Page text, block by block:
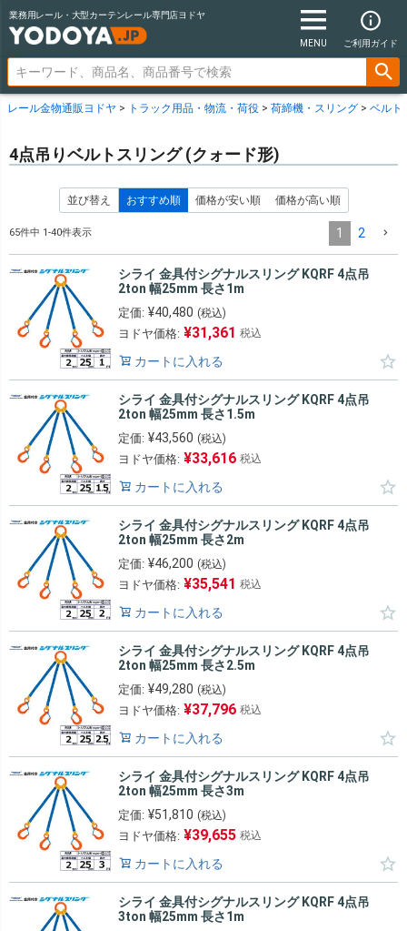
業務用レール・大型カーテンレール専門店ヨドヤ
MENU ご利用ガイド
レール金物通販ヨドヤ トラック用品・物流・荷役 荷締機・スリング ベルト
4点吊りベルトスリング (クォード形)
並び替え おすすめ順 価格が安い順 価格が高い順
65件中 1-40件表示 1 2
シライ 金具付シグナルスリング KQRF 4点吊
2ton 幅25mm 長さ1m
定価: ¥40,480 (税込)
ヨドヤ価格: ¥31,361 税込
カートに入れる
シライ 金具付シグナルスリング KQRF 4点吊
2ton 幅25mm 長さ1.5m
定価: ¥43,560 (税込)
ヨドヤ価格: ¥33,616 税込
カートに入れる
シライ 金具付シグナルスリング KQRF 4点吊
2ton 幅25mm 長さ2m
定価: ¥46,200 (税込)
ヨドヤ価格: ¥35,541 税込
カートに入れる
シライ 金具付シグナルスリング KQRF 4点吊
2ton 幅25mm 長さ2.5m
定価: ¥49,280 (税込)
ヨドヤ価格: ¥37,796 税込
カートに入れる
シライ 金具付シグナルスリング KQRF 4点吊
2ton 幅25mm 長さ3m
定価: ¥51,810 (税込)
ヨドヤ価格: ¥39,655 税込
カートに入れる
シライ 金具付シグナルスリング KQRF 4点吊
3ton 幅25mm 長さ1m